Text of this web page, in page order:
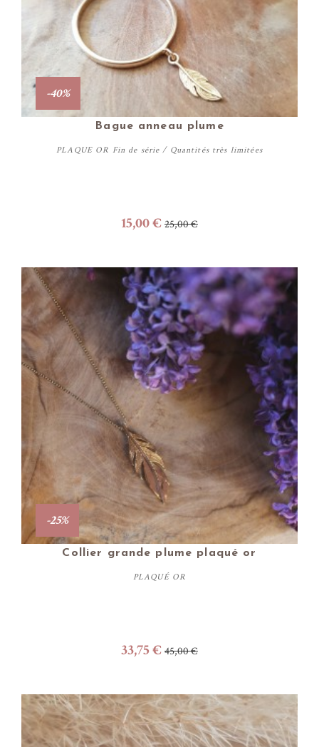
-40%
Bague anneau plume
PLAQUE OR Fin de série / Quantités très limitées
15,00 € 25,00 €
-25%
Collier grande plume plaqué or
PLAQUÉ OR
33,75 € 45,00 €